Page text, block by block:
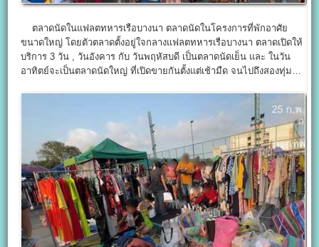
ตลาดนัดในแฟลตทหารเรือบางนา ตลาดนัดในโครงการที่พักอาศัย
ขนาดใหญ่ โดยตัวตลาดตั้งอยู่ใจกลางแฟลตทหารเรือบางนา ตลาดเปิดให้
บริการ 3 วัน , วันอังคาร กับ วันพฤหัสบดี เป็นตลาดนัดเย็น และ ในวัน
อาทิตย์จะเป็นตลาดนัดใหญ่ ที่เปิดขายกันตั้งแต่เช้ามืด จนไปถึงสองทุ่ม…